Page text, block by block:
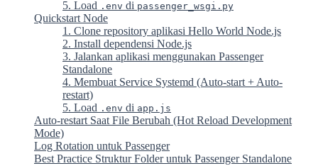
5. Load .env di passenger_wsgi.py
Quickstart Node
1. Clone repository aplikasi Hello World Node.js
2️. Install dependensi Node.js
3️. Jalankan aplikasi menggunakan Passenger
Standalone
4️. Membuat Service Systemd (Auto-start + Auto-
restart)
5. Load .env di app.js
Auto-restart Saat File Berubah (Hot Reload Development
Mode)
Log Rotation untuk Passenger
Best Practice Struktur Folder untuk Passenger Standalone